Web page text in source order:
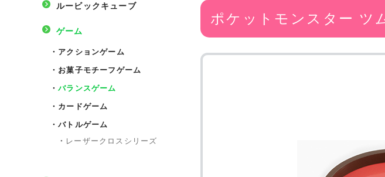
ルービックキューブ
ゲーム
・ アクションゲーム
・ お菓子モチーフゲーム
・バランスゲーム
・ カードゲーム
・バトルゲーム
・ レーザークロスシリーズ
ポケットモンスター ツ